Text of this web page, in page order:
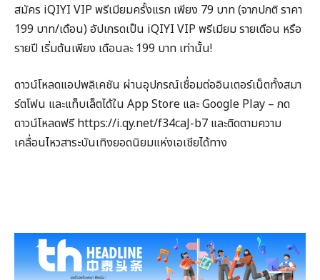
สมัคร iQIYI VIP พรีเมียมครั้งแรก เพียง 79 บาท (จากปกติ ราคา
199 บาท/เดือน) อัปเกรดเป็น iQIYI VIP พรีเมียม รายเดือน หรือ
รายปี เริ่มต้นเพียง เดือนละ 199 บาท เท่านั้น!
ดาวน์โหลดแอปพลิเคชัน ผ่านอุปกรณ์เชื่อมต่ออินเตอร์เน็ตทั้งสมา
ร์ตโฟน และแท็บเล็ตได้ใน App Store และ Google Play – กด
ดาวน์โหลดฟรี https://i.qy.net/f34caJ-b7 และติดตามความ
เคลื่อนไหวสาระบันเทิงยอดนิยมแห่งเอเชียได้ทาง